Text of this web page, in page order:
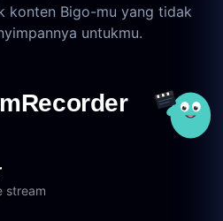
konten Bigo-mu yang tidak
untukmu.
stream